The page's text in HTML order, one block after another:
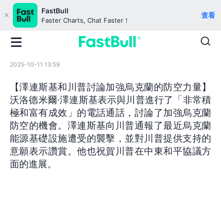
FastBull
Faster Charts, Chat Faster！
查看
2025-10-11 13:59
【澤連斯基和川普討論加強烏克蘭的防空力量】
沃洛德米爾·澤連斯基表示與川普進行了「非常積
極和富有成效」的電話通話，討論了加強烏克蘭
防空的機會。澤連斯基向川普通報了最近烏克蘭
能源基礎設施遭受的襲擊，並對川普提供支持的
意願表示讚賞。他也祝賀川普在中東和平協議方
面的進展。